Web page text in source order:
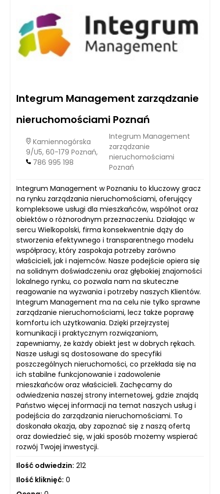
Integrum Management zarządzanie
nieruchomościami Poznań
Kamiennogórska
9/U5, 60-179 Poznań,
786 995 198
Integrum Management
zarządzanie
nieruchomościami
Poznań
Integrum Management w Poznaniu to kluczowy gracz
na rynku zarządzania nieruchomościami, oferujący
kompleksowe usługi dla mieszkańców, wspólnot oraz
obiektów o różnorodnym przeznaczeniu. Działając w
sercu Wielkopolski, firma konsekwentnie dąży do
stworzenia efektywnego i transparentnego modelu
współpracy, który zaspokaja potrzeby zarówno
właścicieli, jak i najemców. Nasze podejście opiera się
na solidnym doświadczeniu oraz głębokiej znajomości
lokalnego rynku, co pozwala nam na skuteczne
reagowanie na wyzwania i potrzeby naszych Klientów.
Integrum Management ma na celu nie tylko sprawne
zarządzanie nieruchomościami, lecz także poprawę
komfortu ich użytkowania. Dzięki przejrzystej
komunikacji i praktycznym rozwiązaniom,
zapewniamy, że każdy obiekt jest w dobrych rękach.
Nasze usługi są dostosowane do specyfiki
poszczególnych nieruchomości, co przekłada się na
ich stabilne funkcjonowanie i zadowolenie
mieszkańców oraz właścicieli. Zachęcamy do
odwiedzenia naszej strony internetowej, gdzie znajdą
Państwo więcej informacji na temat naszych usług i
podejścia do zarządzania nieruchomościami. To
doskonała okazja, aby zapoznać się z naszą ofertą
oraz dowiedzieć się, w jaki sposób możemy wspierać
rozwój Twojej inwestycji.
Ilość odwiedzin: 212
Ilość kliknięć: 0